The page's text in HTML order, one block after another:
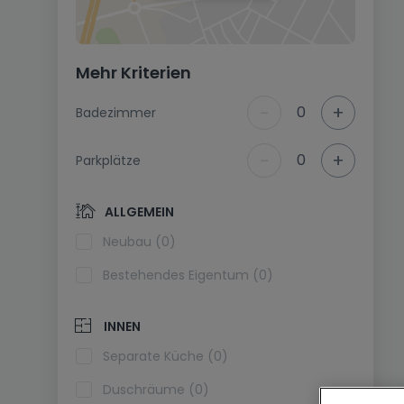
Mehr Kriterien
Badezimmer 0 +
Parkplätze 0 +
ALLGEMEIN
Neubau (0)
Bestehendes Eigentum (0)
INNEN
Separate Küche (0)
Duschräume (0)